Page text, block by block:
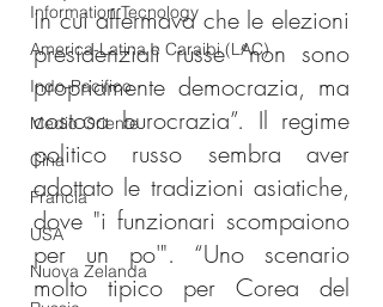
Information Tecnology
America-Latina e Caraibi (LAC)
Indo-Pacifico
Medio Oriente
Cina
Francia
USA
Nuova Zelanda
in cui affermava che le elezioni
presidenziali russe “non sono
propriamente democrazia, ma
costosa burocrazia”. Il regime
politico russo sembra aver
adottato le tradizioni asiatiche,
dove "i funzionari scompaiono
per un po'". “Uno scenario
molto tipico per Corea del